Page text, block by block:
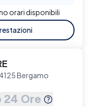
orari disponibili
Bergamo
Ore